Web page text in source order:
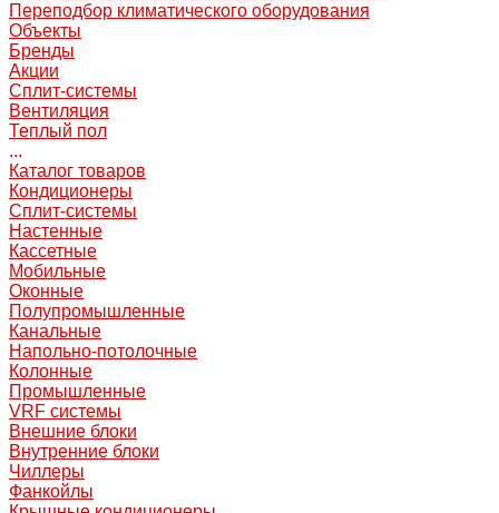
Переподбор климатического оборудования
Объекты
Бренды
Акции
Сплит-системы
Вентиляция
Теплый пол
...
Каталог товаров
Кондиционеры
Сплит-системы
Настенные
Кассетные
Мобильные
Оконные
Полупромышленные
Канальные
Напольно-потолочные
Колонные
Промышленные
VRF системы
Внешние блоки
Внутренние блоки
Чиллеры
Фанкойлы